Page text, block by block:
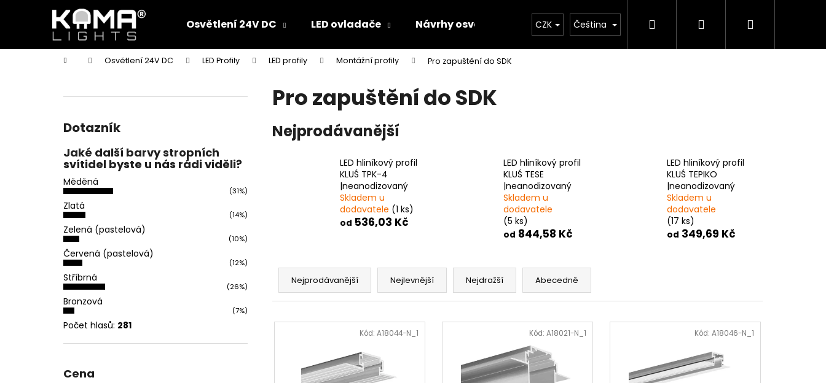
Osvětlení 24V DC LED ovladače Návrhy osvětlení Kalkulačka
CZK Čeština Hledat PřihlášeníNákupní
Domů Osvětlení 24V DC LED Profily LED profily Montážní profily Pro zapuštění do SDK
Dotazník
Jaké další barvy stropních
svítidel byste u nás rádi viděli?
Měděná
(31%)
Zlatá
(14%)
Zelená (pastelová)
(10%)
Červená (pastelová)
(12%)
Stříbrná
(26%)
Bronzová
(7%)
Počet hlasů: 281
Cena
Pro zapuštění do SDK
Nejprodávanější
LED hliníkový profil
KLUŚ TPK-4
|neanodizovaný
Skladem u
dodavatele (1 ks)
od 536,03 Kč
LED hliníkový profil
KLUŚ TESE
|neanodizovaný
Skladem u
dodavatele
(5 ks)
od 844,58 Kč
LED hliníkový profil
KLUŚ TEPIKO
|neanodizovaný
Skladem u
dodavatele
(17 ks)
od 349,69 Kč
Ř
z
Nejprodávanější Nejlevnější Nejdražší Abecedně
V
Kód:A18044-N_1 Kód: A18021-N_1 Kód: A18046-N_1
í
Zpět
do
Zpět
do
Co potřebujete najít?
Doporučujeme